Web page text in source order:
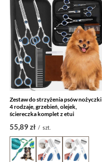
Zestaw do strzyżenia psów nożyczki
4 rodzaje, grzebień, olejek,
ściereczka komplet z etui
55,89 zł / szt.